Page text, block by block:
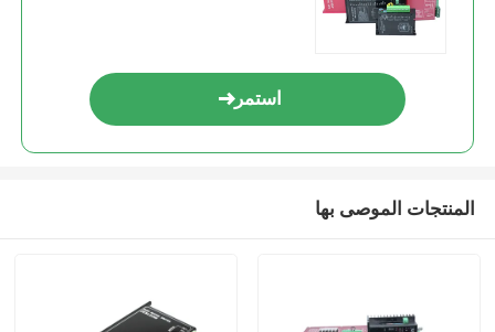
استمر
المنتجات الموصى بها